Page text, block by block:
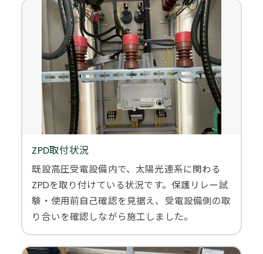
ZPD取付状況
既設高圧受電設備内で、太陽光連系に関わる
ZPDを取り付けている状況です。保護リレー試
験・使用前自己確認を見据え、受電設備側の取
り合いを確認しながら施工しました。